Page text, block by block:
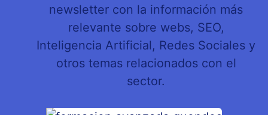
newsletter con la información más
relevante sobre webs, SEO,
Inteligencia Artificial, Redes Sociales y
otros temas relacionados con el
sector.